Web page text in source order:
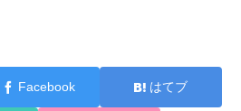
Facebook はてブ